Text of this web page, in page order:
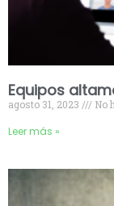
Equipos
agosto 31, 2023 No
Leer más »